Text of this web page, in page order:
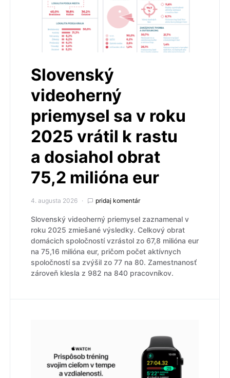
Slovenský
videoherný
priemysel sa v roku
2025 vrátil k rastu
a dosiahol obrat
75,2 milióna eur
4. augusta 2026 pridaj komentár
Slovenský videoherný priemysel zaznamenal v
roku 2025 zmiešané výsledky. Celkový obrat
domácich spoločností vzrástol zo 67,8 milióna eur
na 75,16 milióna eur, pričom počet aktívnych
spoločností sa zvýšil zo 77 na 80. Zamestnanosť
zároveň klesla z 982 na 840 pracovníkov.